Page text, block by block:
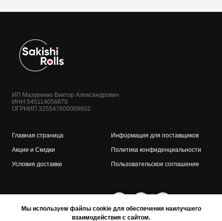
ИП Мазуренко Виктор Александрович
ИНН 545114056870
ОГРНИП 325547600009602
Главная страница
Акции и Скидки
Условия доставки
Информация для поставщиков
Политика конфиденциальности
Пользовательское соглашение
Мы используем файлы cookie для обеспечения наилучшего
взаимодействия с сайтом.